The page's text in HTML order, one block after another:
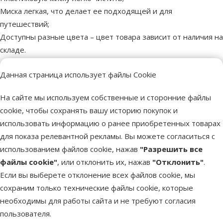
Данная страница использует файлы Cookie
На сайте мы используем собственные и сторонние файлы
cookie, чтобы сохранять вашу историю покупок и
использовать информацию о ранее приобретенных товарах
для показа релевантной рекламы. Вы можете согласиться с
использованием файлов cookie, нажав "Разрешить все
файлы cookie", или отклонить их, нажав "Отклонить".
Если вы выберете отклонение всех файлов cookie, мы
сохраним только технические файлы cookie, которые
необходимы для работы сайта и не требуют согласия
пользователя.
Миска легкая, что делает ее подходящей и для
путешествий;
Доступны разные цвета – цвет товара зависит от наличия на
складе.
Диаметр миски: 10 см.
Емкость миски: 2 x 0,2 л.
Параметры
Размер собаки Миниатюрная, Маленькая
Материал
Пластмасса, Резина
Тип миски
Двойная
Тип продукта
Миска
Бренд
TRIXIE
Номер в каталоге
73404
EAN
4011905249674